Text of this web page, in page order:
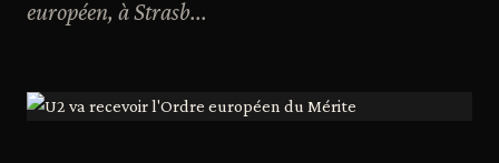
européen, à Strasb...